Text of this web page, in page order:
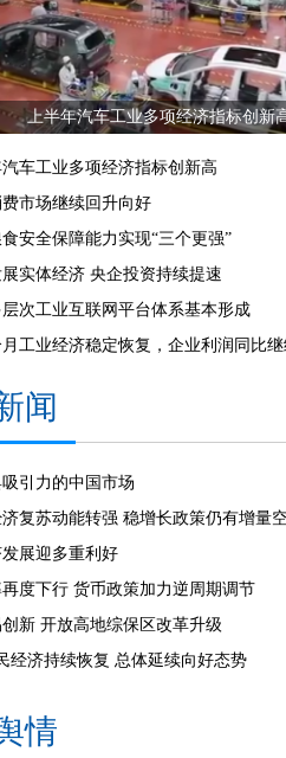
上半年汽车工业多项经济指标创新
车工业多项经济指标创新高
市场继续回升向好
安全保障能力实现“三个更强”
实体经济 央企投资持续提速
次工业互联网平台体系基本形成
工业经济稳定恢复，企业利润同比
闻
引力的中国市场
复苏动能转强 稳增长政策仍有增量
展迎多重利好
度下行 货币政策加力逆周期调节
新 开放高地综保区改革升级
经济持续恢复 总体延续向好态势
情